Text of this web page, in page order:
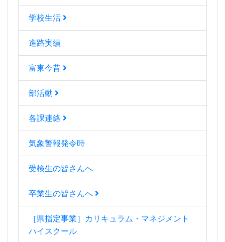
学校生活
進路実績
富東今昔
部活動
各課連絡
気象警報発令時
受検生の皆さんへ
卒業生の皆さんへ
［県指定事業］カリキュラム・マネジメント
ハイスクール